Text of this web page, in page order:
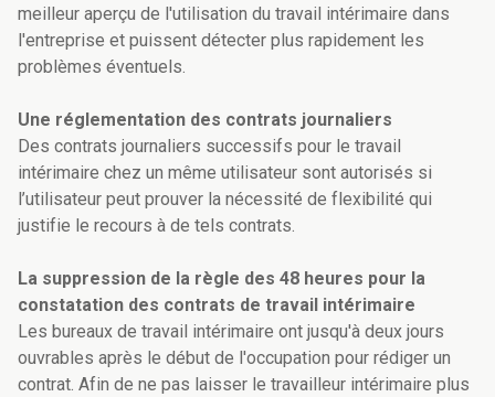
meilleur aperçu de l'utilisation du travail intérimaire dans
l'entreprise et puissent détecter plus rapidement les
problèmes éventuels.
Une réglementation des contrats journaliers
Des contrats journaliers successifs pour le travail
intérimaire chez un même utilisateur sont autorisés si
l’utilisateur peut prouver la nécessité de flexibilité qui
justifie le recours à de tels contrats.
La suppression de la règle des 48 heures pour la
constatation des contrats de travail intérimaire
Les bureaux de travail intérimaire ont jusqu'à deux jours
ouvrables après le début de l'occupation pour rédiger un
contrat. Afin de ne pas laisser le travailleur intérimaire plus